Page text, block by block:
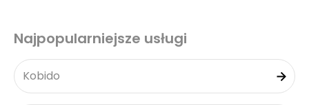
Najpopularniejsze usługi
Kobido